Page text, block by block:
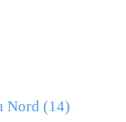
Nord (14)